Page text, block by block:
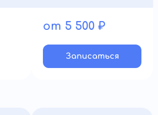
от 5 500 ₽
Записатьcя